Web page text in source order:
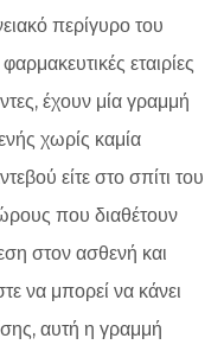
περίγυρο του
εταιρίες
έχουν μία γραμμή
χωρίς καμία
είτε στο σπίτι του
που διαθέτουν
στον ασθενή και
να μπορεί να κάνει
αυτή η γραμμή